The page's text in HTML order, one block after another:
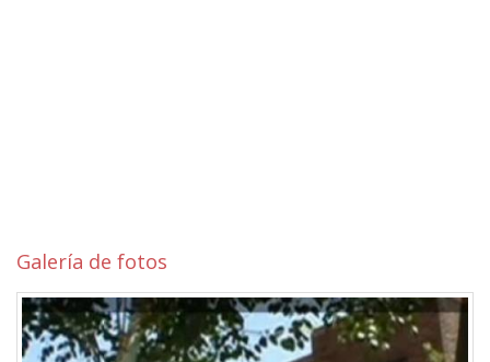
Galería de fotos